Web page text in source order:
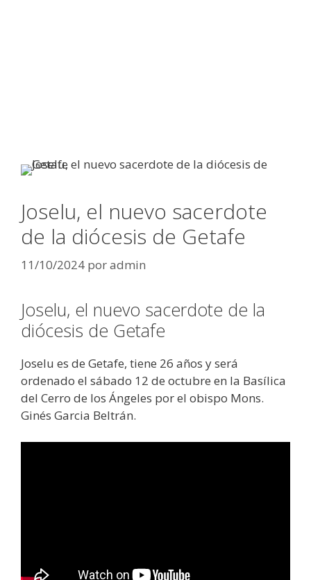
Joselu, el nuevo sacerdote
de la diócesis de Getafe
11/10/2024 poradmin
Joselu, el nuevo sacerdote de la
diócesis de Getafe
Joselu es de Getafe, tiene 26 años y será
ordenado el sábado 12 de octubre en la Basílica
del Cerro de los Ángeles por el obispo Mons.
Ginés Garcia Beltrán.